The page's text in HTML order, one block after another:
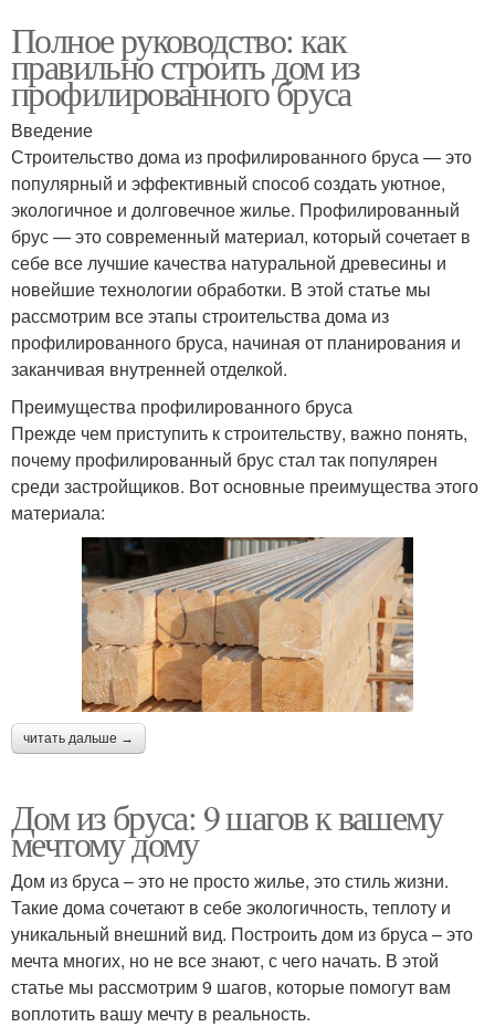
Полное руководство: как
правильно строить дом из
профилированного бруса
Введение
Строительство дома из профилированного бруса — это
популярный и эффективный способ создать уютное,
экологичное и долговечное жилье. Профилированный
брус — это современный материал, который сочетает в
себе все лучшие качества натуральной древесины и
новейшие технологии обработки. В этой статье мы
рассмотрим все этапы строительства дома из
профилированного бруса, начиная от планирования и
заканчивая внутренней отделкой.
Преимущества профилированного бруса
Прежде чем приступить к строительству, важно понять,
почему профилированный брус стал так популярен
среди застройщиков. Вот основные преимущества этого
материала:
читать дальше →
Дом из бруса: 9 шагов к вашему
мечтому дому
Дом из бруса – это не просто жилье, это стиль жизни.
Такие дома сочетают в себе экологичность, теплоту и
уникальный внешний вид. Построить дом из бруса – это
мечта многих, но не все знают, с чего начать. В этой
статье мы рассмотрим 9 шагов, которые помогут вам
воплотить вашу мечту в реальность.